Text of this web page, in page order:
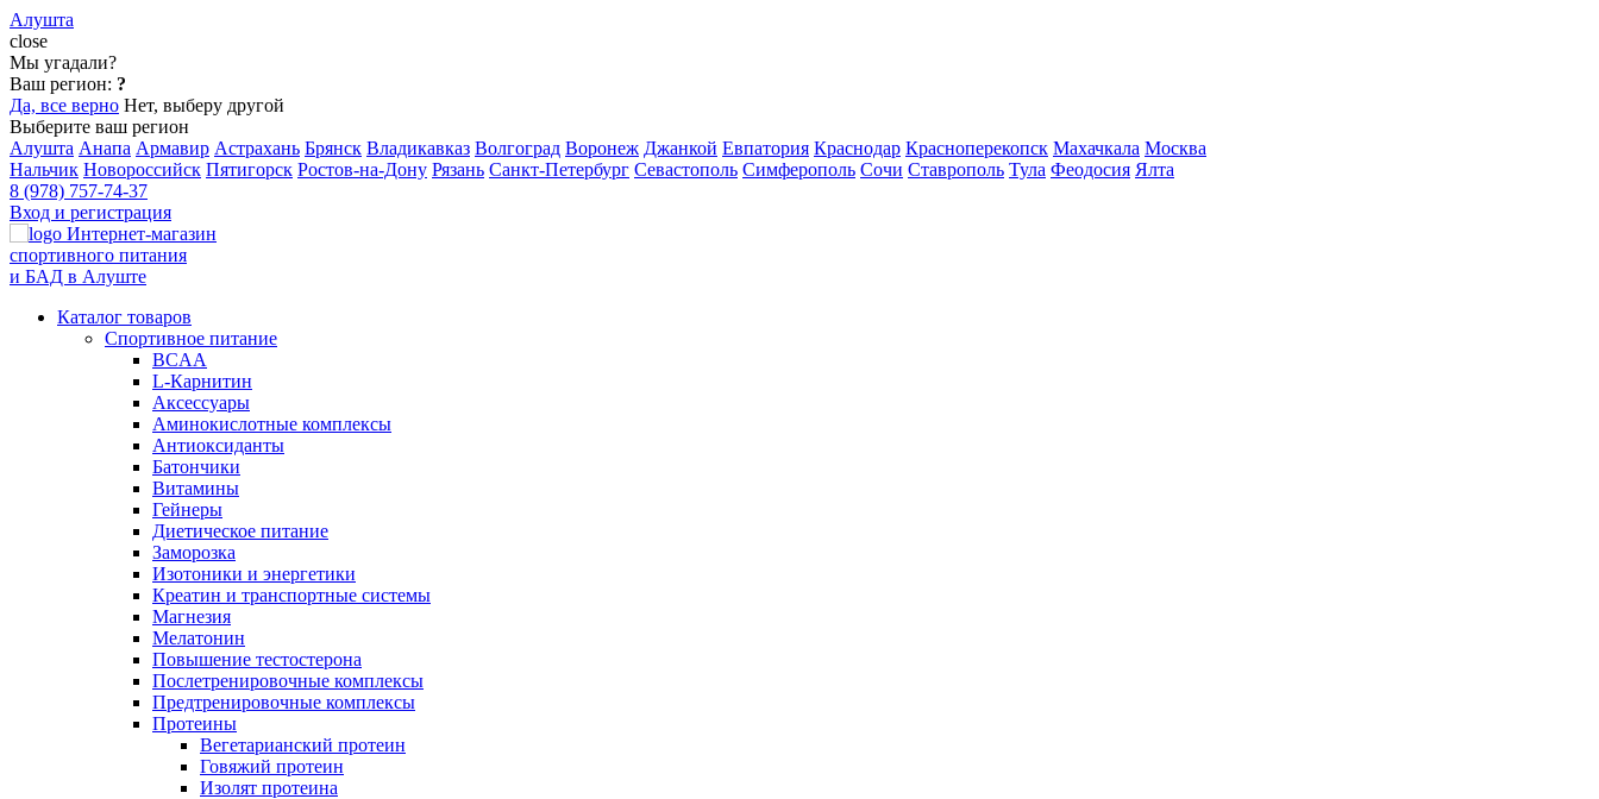
Алушта
close
Мы угадали?
Ваш регион: ?
Да, все верно Нет, выберу другой
Выберите ваш регион
Алушта Анапа Армавир Астрахань Брянск Владикавказ Волгоград Воронеж Джанкой Евпатория Краснодар Красноперекопск Махачкала Москва
Нальчик Новороссийск Пятигорск Ростов-на-Дону Рязань Санкт-Петербург Севастополь Симферополь Сочи Ставрополь Тула Феодосия Ялта
8 (978) 757-74-37
Вход и регистрация
Интернет-магазин
спортивного питания
и БАД в Алуште
Каталог товаров
Спортивное питание
BCAA
L-Карнитин
Аксессуары
Аминокислотные комплексы
Антиоксиданты
Батончики
Витамины
Гейнеры
Диетическое питание
Заморозка
Изотоники и энергетики
Креатин и транспортные системы
Магнезия
Мелатонин
Повышение тестостерона
Послетренировочные комплексы
Предтренировочные комплексы
Протеины
Вегетарианский протеин
Говяжий протеин
Изолят протеина